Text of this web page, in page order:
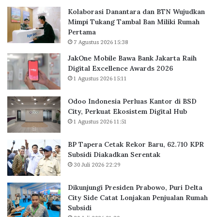
0
4
e
r
l
u
a
t
o
r
i
B
S
C
t
Kolaborasi Danantara dan BTN Wujudkan
Mimpi Tukang Tambal Ban Miliki Rumah
Pertama
7 Agustus 2026 15:38
JakOne Mobile Bawa Bank Jakarta Raih
Digital Excellence Awards 2026
1 Agustus 2026 15:11
Odoo Indonesia Perluas Kantor di BSD
City, Perkuat Ekosistem Digital Hub
1 Agustus 2026 11:51
BP Tapera Cetak Rekor Baru, 62.710 KPR
Subsidi Diakadkan Serentak
30 Juli 2026 22:29
Dikunjungi Presiden Prabowo, Puri Delta
City Side Catat Lonjakan Penjualan Rumah
Subsidi